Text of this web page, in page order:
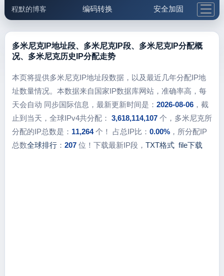
程默的博客 编码转换 安全加固
邮件工具 生活便民 更多工具
5.1支付宝大红包
多米尼克IP地址段、多米尼克IP段、多米尼克IP分配概
况、多米尼克历史IP分配走势
本页将提供多米尼克IP地址段数据，以及最近几年分配IP地
址数量情况。本数据来自国家IP数据库网站，准确率高，每
天会自动 同步国际信息，最新更新时间是： 2026-08-06，截
止到当天，全球IPv4共分配： 3,618,114,107个，多米尼克所
分配的IP总数是： 11,264个！ 占总IP比： 0.00%，所分配IP
总数全球排行： 207位！下载最新IP段， TXT格式 file下载